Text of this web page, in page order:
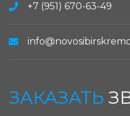
+7 (951) 670-63-49
ЗАКАЗАТЬ